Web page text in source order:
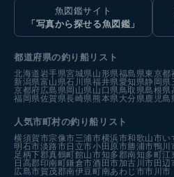
魚図鑑サイト
「写真から探せる魚図鑑」
都道府県の釣り船リスト
北海道 岩手県宮城県 山形県福島県東京都
新潟県富山県石川県福井県愛知県静岡県
京都府広島県岡山県 山口県 鳥取県島根県
福岡県佐賀県長崎県 熊本県 大分県 鹿児島
人気市町村の釣り船リスト
横須賀市宗像市三浦市横浜市和歌山市い
明石市淡路市日立市小田原市勝浦市鴨川
足柄下郡真鶴町館山市知多郡南知多町江
日高郡印南町鎌倉市酒田市加古川市田辺
広島市賀茂郡南伊豆町南あわじ市市川市